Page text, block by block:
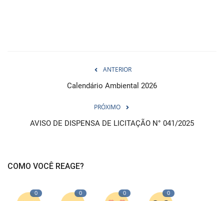
ANTERIOR
Calendário Ambiental 2026
PRÓXIMO
AVISO DE DISPENSA DE LICITAÇÃO N° 041/2025
COMO VOCÊ REAGE?
0 0 0 0